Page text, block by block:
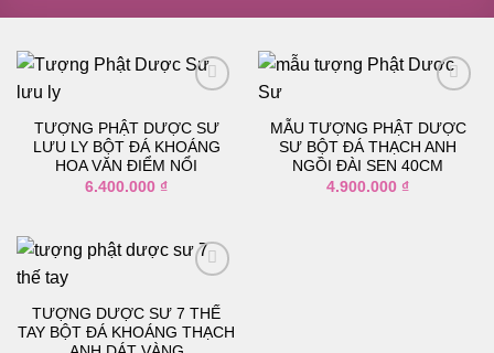
Thêm
TƯỢNG PHẬT DƯỢC SƯ
LƯU LY BỘT ĐÁ KHOÁNG
HOA VĂN ĐIỂM NỔI
6.400.000 ₫
Thêm
vào
MẪU TƯỢNG PHẬT DƯỢC
SƯ BỘT ĐÁ THẠCH ANH
NGỒI ĐÀI SEN 40CM
4.900.000 ₫
Thêm
TƯỢNG DƯỢC SƯ 7 THẾ
TAY BỘT ĐÁ KHOÁNG THẠCH